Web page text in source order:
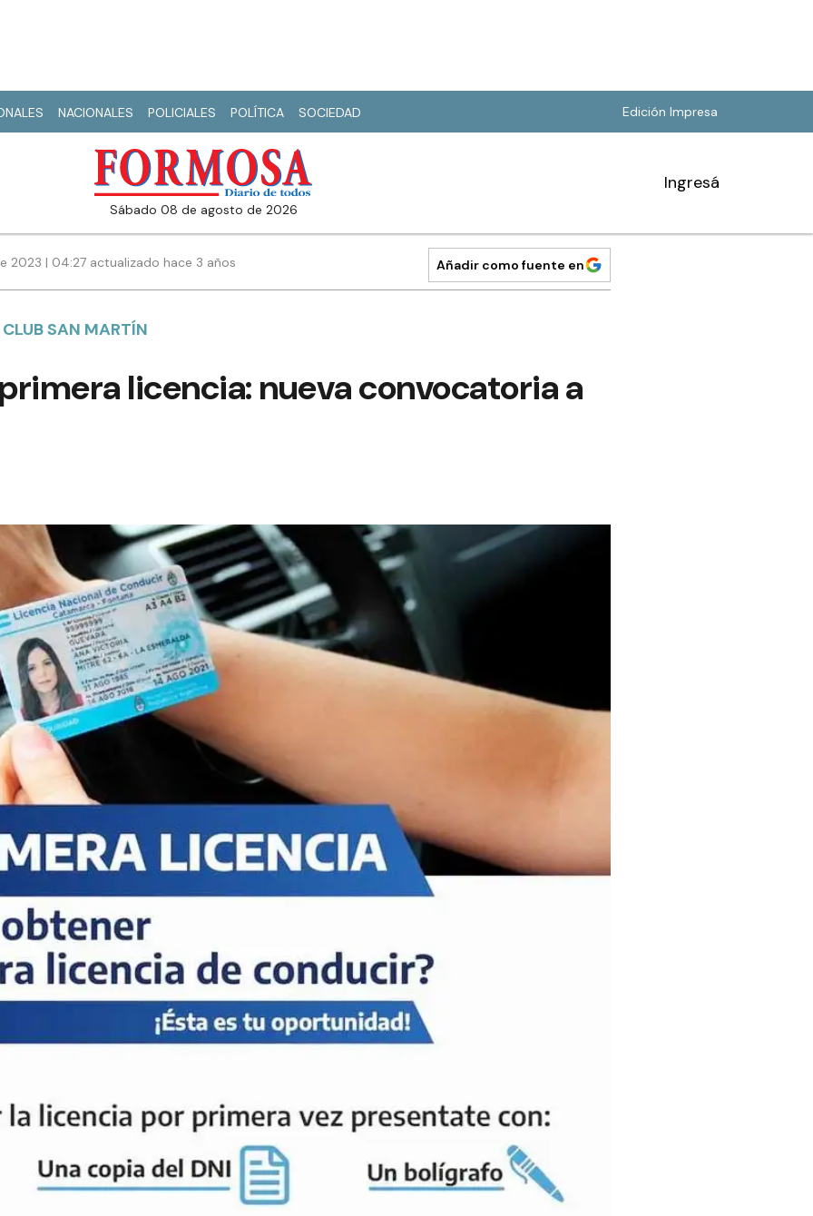
NACIONALES POLICIALES POLÍTICA SOCIEDAD Edición Impresa
sábado 08 de agosto de 2026
Ingresá
2023 | 04:27 actualizado hace 3 años Añadir como fuente en
CLUB SAN MARTÍN
licencia: nueva convocatoria a